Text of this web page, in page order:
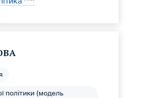
політики (модель